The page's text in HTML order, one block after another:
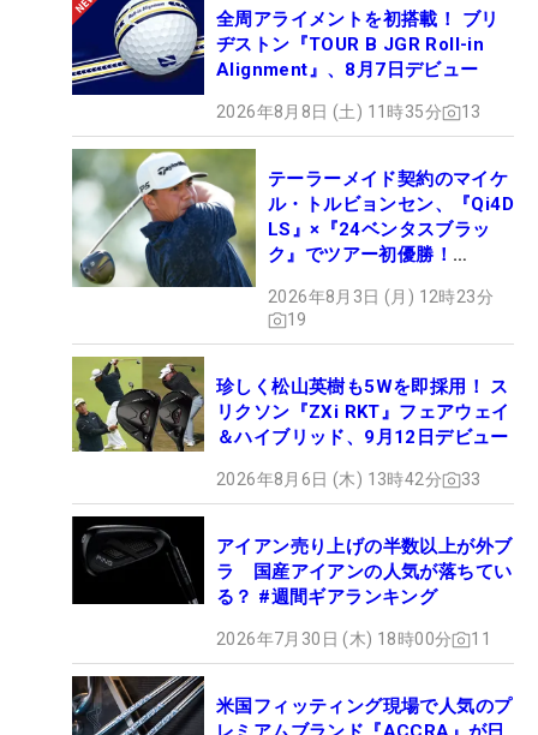
全周アライメントを初搭載！ ブリ
ヂストン『TOUR B JGR Roll-in
Alignment』、8月7日デビュー
2026年8月8日 (土) 11時35分 13
テーラーメイド契約のマイケ
ル・トルビョンセン、『Qi4D
LS』×『24ベンタスブラッ
ク』でツアー初優勝！
2026年8月3日 (月) 12時23分
19
珍しく松山英樹も5Wを即採用！ ス
リクソン『ZXi RKT』フェアウェイ
＆ハイブリッド、9月12日デビュー
2026年8月6日 (木) 13時42分 33
アイアン売り上げの半数以上が外ブ
ラ 国産アイアンの人気が落ちてい
る？ #週間ギアランキング
2026年7月30日 (木) 18時00分 11
米国フィッティング現場で人気のプ